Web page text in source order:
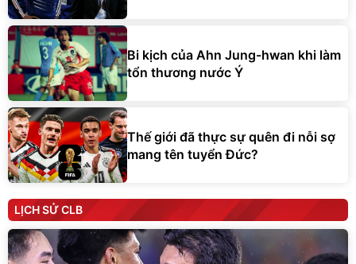
Bi kịch của Ahn Jung-hwan khi làm
tổn thương nước Ý
Thế giới đã thực sự quên đi nỗi sợ
mang tên tuyển Đức?
LỊCH SỬ CLB